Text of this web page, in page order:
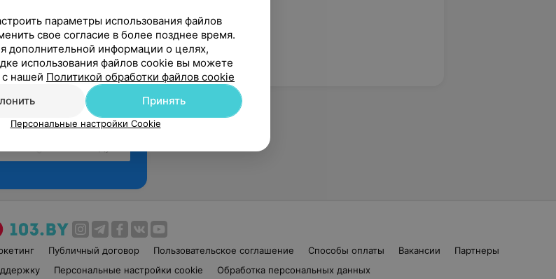
Публичный договор Пользовательское соглашение Способы оплаты Вакансии
Партнеры
Персональные настройки cookie Обработка персональных данных
параметры использования файлов
свое согласие в более позднее время.
дополнительной информации о целях,
использования файлов cookie вы можете
с нашей Политикой обработки файлов cookie
Принять
Персональные настройки Cookie